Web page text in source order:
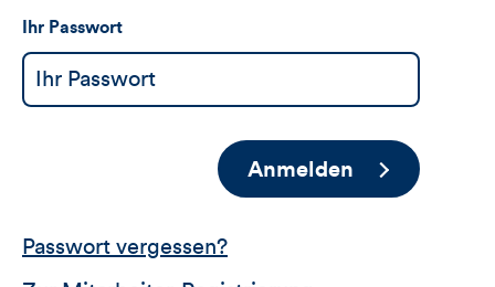
Ihr Passwort
Anmelden
Passwort vergessen?